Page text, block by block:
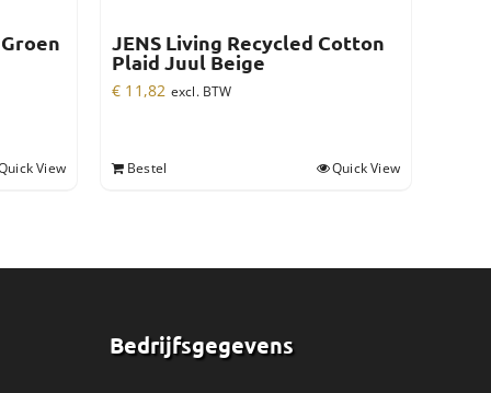
View
JENS Living Recycled Cotton
Plaid Juul Beige
€ 11,82 excl. BTW
Bestel Quick View
Bedrijfsgegevens